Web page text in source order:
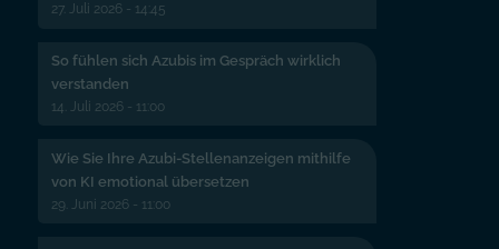
27. Juli 2026 - 14:45
So fühlen sich Azubis im Gespräch wirklich
verstanden
14. Juli 2026 - 11:00
Wie Sie Ihre Azubi-Stellenanzeigen mithilfe
von KI emotional übersetzen
29. Juni 2026 - 11:00